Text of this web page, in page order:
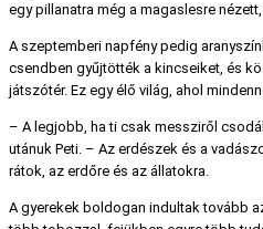
egy pillanatra még a magaslesre
A szeptemberi napfény pedig
csendben gyűjtötték a kincseiket, és
játszótér. Ez egy élő világ, ahol
– A legjobb, ha ti csak messziről
utánuk Peti. – Az erdészek és a
rátok, az erdőre és az állatokra.
A gyerekek boldogan indultak tovább